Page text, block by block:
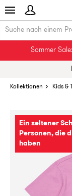
Sommer
Kollektionen Kids &
Ein seltener
Personen, die
haben